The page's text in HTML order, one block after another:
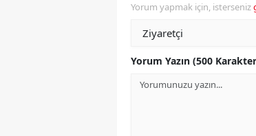
Yorum yapmak için, isterseniz
Yorum Yazın (500